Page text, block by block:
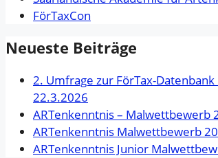
FörTaxCon
Neueste Beiträge
2. Umfrage zur FörTax-Datenbank
22.3.2026
ARTenkenntnis – Malwettbewerb
ARTenkenntnis Malwettbewerb
ARTenkenntnis Junior